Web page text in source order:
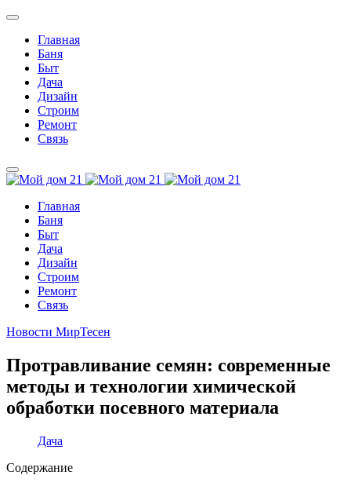
Главная
Баня
Быт
Дача
Дизайн
Строим
Ремонт
Связь
Главная
Баня
Быт
Дача
Дизайн
Строим
Ремонт
Связь
Новости МирТесен
Протравливание семян: современные
методы и технологии химической
обработки посевного материала
Дача
Содержание